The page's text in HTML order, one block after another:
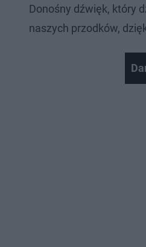
Donośny dźwięk, który
naszych przodków,